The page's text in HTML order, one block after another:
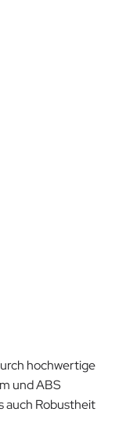
hochwertige
und ABS
auch Robustheit